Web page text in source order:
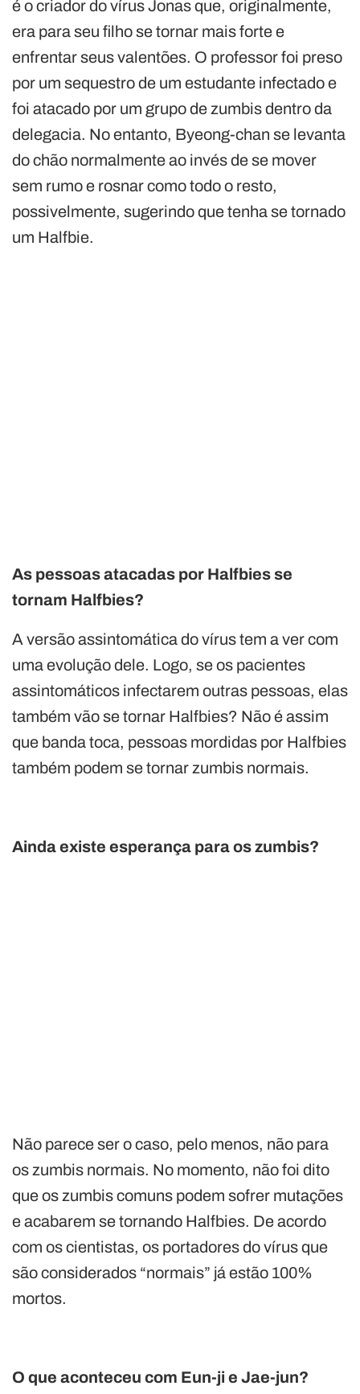
é o criador do vírus Jonas que, originalmente,
era para seu filho se tornar mais forte e
enfrentar seus valentões. O professor foi preso
por um sequestro de um estudante infectado e
foi atacado por um grupo de zumbis dentro da
delegacia. No entanto, Byeong-chan se levanta
do chão normalmente ao invés de se mover
sem rumo e rosnar como todo o resto,
possivelmente, sugerindo que tenha se tornado
um Halfbie.
As pessoas atacadas por Halfbies se
tornam Halfbies?
A versão assintomática do vírus tem a ver com
uma evolução dele. Logo, se os pacientes
assintomáticos infectarem outras pessoas, elas
também vão se tornar Halfbies? Não é assim
que banda toca, pessoas mordidas por Halfbies
também podem se tornar zumbis normais.
Ainda existe esperança para os zumbis?
Não parece ser o caso, pelo menos, não para
os zumbis normais. No momento, não foi dito
que os zumbis comuns podem sofrer mutações
e acabarem se tornando Halfbies. De acordo
com os cientistas, os portadores do vírus que
são considerados “normais” já estão 100%
mortos.
O que aconteceu com Eun-ji e Jae-jun?